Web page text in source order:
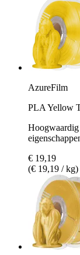
AzureFilm
PLA Yellow
Hoogwaardig
€ 19,19
(€ 19,19 / kg)